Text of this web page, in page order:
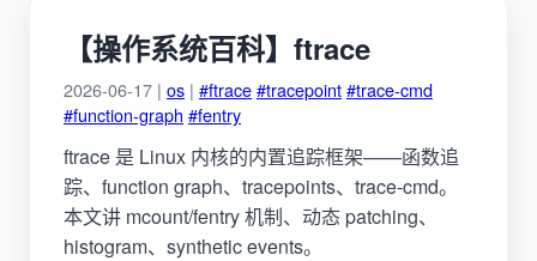
【操作系统百科】ftrace
2026-06-17 | os | #ftrace#tracepoint#trace-cmd
#function-graph #fentry
ftrace 是 Linux 内核的内置追踪框架——函数追
踪、function graph、tracepoints、trace-cmd。
本文讲 mcount/fentry 机制、动态 patching、
histogram、synthetic events。